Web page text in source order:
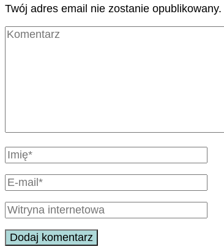
Twój adres email nie zostanie opublikowany.